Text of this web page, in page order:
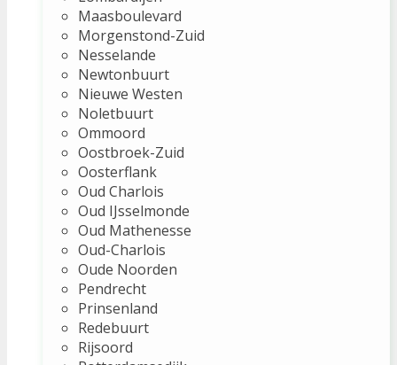
Maasboulevard
Morgenstond-Zuid
Nesselande
Newtonbuurt
Nieuwe Westen
Noletbuurt
Ommoord
Oostbroek-Zuid
Oosterflank
Oud Charlois
Oud IJsselmonde
Oud Mathenesse
Oud-Charlois
Oude Noorden
Pendrecht
Prinsenland
Redebuurt
Rijsoord